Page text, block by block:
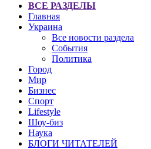
ВСЕ РАЗДЕЛЫ
Главная
Украина
Все новости раздела
События
Политика
Город
Мир
Бизнес
Спорт
Lifestyle
Шоу-биз
Наука
БЛОГИ ЧИТАТЕЛЕЙ